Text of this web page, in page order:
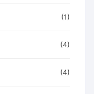
(1)
(4)
(4)